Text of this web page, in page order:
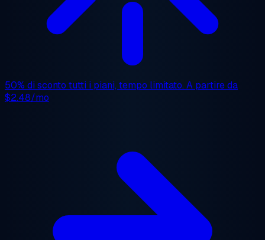
50% di sconto tutti i piani, tempo limitato. A partire da
$2.48/mo